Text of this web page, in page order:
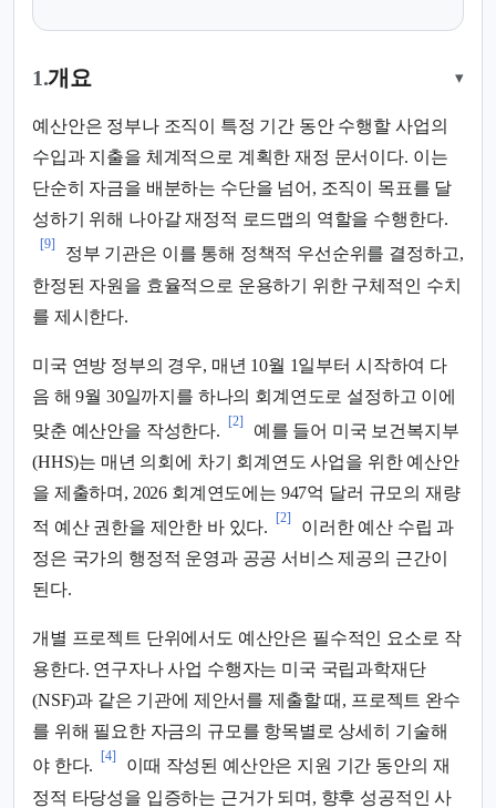
1.개요 ▾
예산안은 정부나 조직이 특정 기간 동안 수행할 사업의
수입과 지출을 체계적으로 계획한 재정 문서이다. 이는
단순히 자금을 배분하는 수단을 넘어, 조직이 목표를 달
성하기 위해 나아갈 재정적 로드맵의 역할을 수행한다.
[9]
정부 기관은 이를 통해 정책적 우선순위를 결정하고,
한정된 자원을 효율적으로 운용하기 위한 구체적인 수치
를 제시한다.
미국 연방 정부의 경우, 매년 10월 1일부터 시작하여 다
음 해 9월 30일까지를 하나의 회계연도로 설정하고 이에
맞춘 예산안을 작성한다.
[2]
예를 들어 미국 보건복지부
(HHS)는 매년 의회에 차기 회계연도 사업을 위한 예산안
을 제출하며, 2026 회계연도에는 947억 달러 규모의 재량
적 예산 권한을 제안한 바 있다.
[2]
이러한 예산 수립 과
정은 국가의 행정적 운영과 공공 서비스 제공의 근간이
된다.
개별 프로젝트 단위에서도 예산안은 필수적인 요소로 작
용한다. 연구자나 사업 수행자는 미국 국립과학재단
(NSF)과 같은 기관에 제안서를 제출할 때, 프로젝트 완수
를 위해 필요한 자금의 규모를 항목별로 상세히 기술해
야 한다.
[4]
이때 작성된 예산안은 지원 기간 동안의 재
정적 타당성을 입증하는 근거가 되며, 향후 성공적인 사